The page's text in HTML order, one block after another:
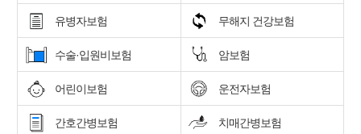
유병자보험 무해지 건강보험
수술·입원비보험 암보험
어린이보험 운전자보험
간호간병보험 치매간병보험